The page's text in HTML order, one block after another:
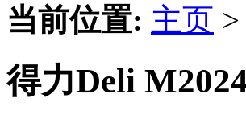
当前位置: 主页 >
得力Deli